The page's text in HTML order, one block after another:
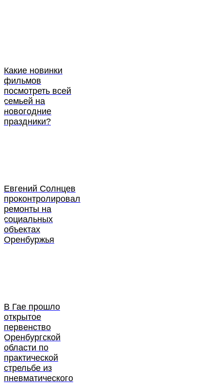
Какие новинки
фильмов
посмотреть всей
семьей на
новогодние
праздники?
Евгений Солнцев
проконтролировал
ремонты на
социальных
объектах
Оренбуржья
В Гае прошло
открытое
первенство
Оренбургской
области по
практической
стрельбе из
пневматического